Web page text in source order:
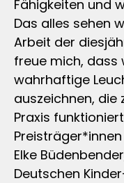
Fähigkeiten und
Das alles sehen
Arbeit der
freue mich, dass
wahrhaftige
auszeichnen, die
Praxis
Elke
Deutschen